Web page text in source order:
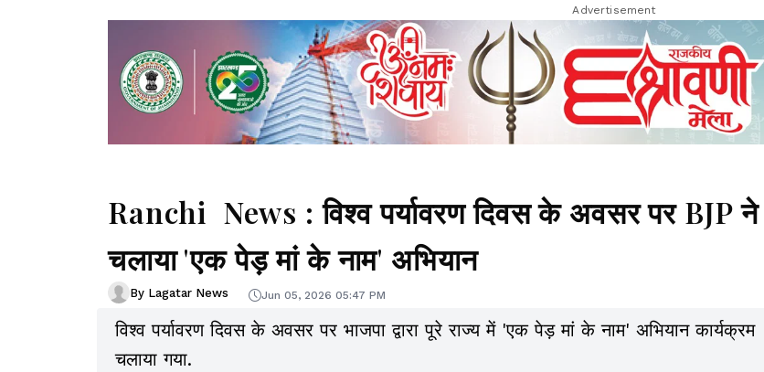
Advertisement
Ranchi News : विश्व पर्यावरण दिवस के अवसर पर BJP ने
चलाया 'एक पेड़ मां के नाम' अभियान
By Lagatar News Jun 05, 2026 05:47 PM
विश्व पर्यावरण दिवस के अवसर पर भाजपा द्वारा पूरे राज्य में 'एक पेड़ मां के नाम' अभियान कार्यक्रम
चलाया गया.